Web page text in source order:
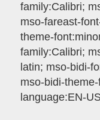
family:Calibri;
mso-fareast-
theme-
family:Calibri;
latin; mso-bidi-
mso-bidi-
language:EN-